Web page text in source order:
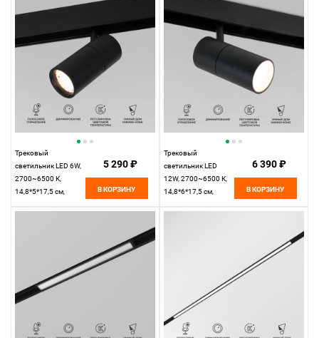
Magnetic 85071/01
Magnetic 85073/01
Трековый
светильник LED 6W,
2700~6500 К,
14,8*5*17,5 см,
5 290 ₽
В КОРЗИНУ
Трековый
светильник LED
12W, 2700~6500 К,
14,8*6*17,5 см,
6 390 ₽
В КОРЗИНУ